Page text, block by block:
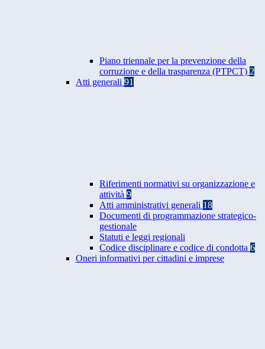
Piano triennale per la prevenzione della
corruzione e della trasparenza (PTPCT) 2
Atti generali 91
Riferimenti normativi su organizzazione e
attività 9
Atti amministrativi generali 18
Documenti di programmazione strategico-
gestionale
Statuti e leggi regionali
Codice disciplinare e codice di condotta 6
Oneri informativi per cittadini e imprese